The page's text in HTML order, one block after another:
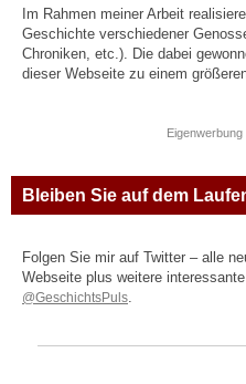
Im Rahmen meiner Arbeit
Geschichte verschiedener
Chroniken, etc.). Die dabei
dieser Webseite zu einem
Eigenwerbung
Bleiben Sie auf dem
Folgen Sie mir auf Twitter – alle
Webseite plus weitere
@GeschichtsPuls.